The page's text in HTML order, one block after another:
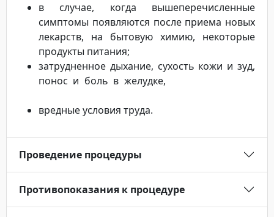
в случае, когда вышеперечисленные
симптомы появляются после приема новых
лекарств, на бытовую химию, некоторые
продукты питания;
затрудненное дыхание, сухость кожи и зуд,
понос и боль в желудке,
вредные условия труда.
Проведение процедуры
Противопоказания к процедуре